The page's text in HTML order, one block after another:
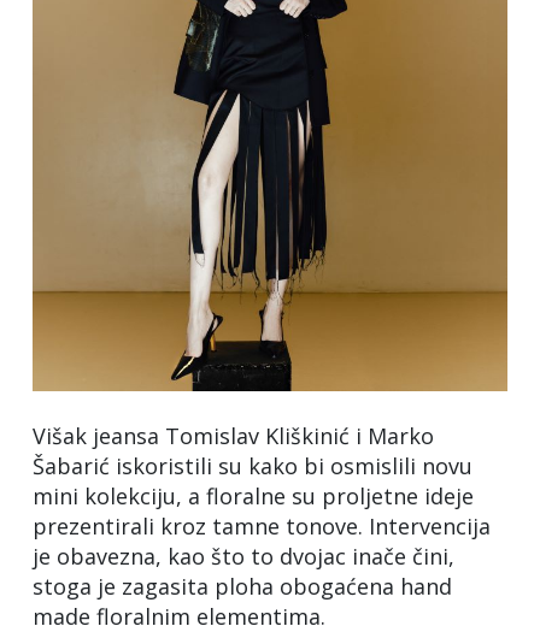
Višak jeansa Tomislav Kliškinić i Marko
Šabarić iskoristili su kako bi osmislili novu
mini kolekciju, a floralne su proljetne ideje
prezentirali kroz tamne tonove. Intervencija
je obavezna, kao što to dvojac inače čini,
stoga je zagasita ploha obogaćena hand
made floralnim elementima.